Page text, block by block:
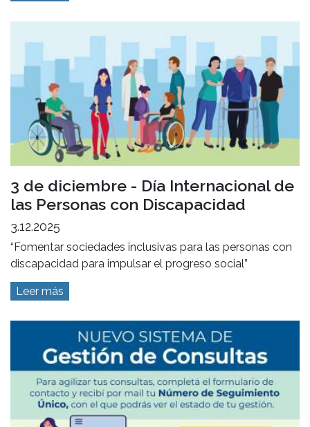
3 de diciembre - Día Internacional de
las Personas con Discapacidad
3.12.2025
“Fomentar sociedades inclusivas para las personas con
discapacidad para impulsar el progreso social”
Leer más